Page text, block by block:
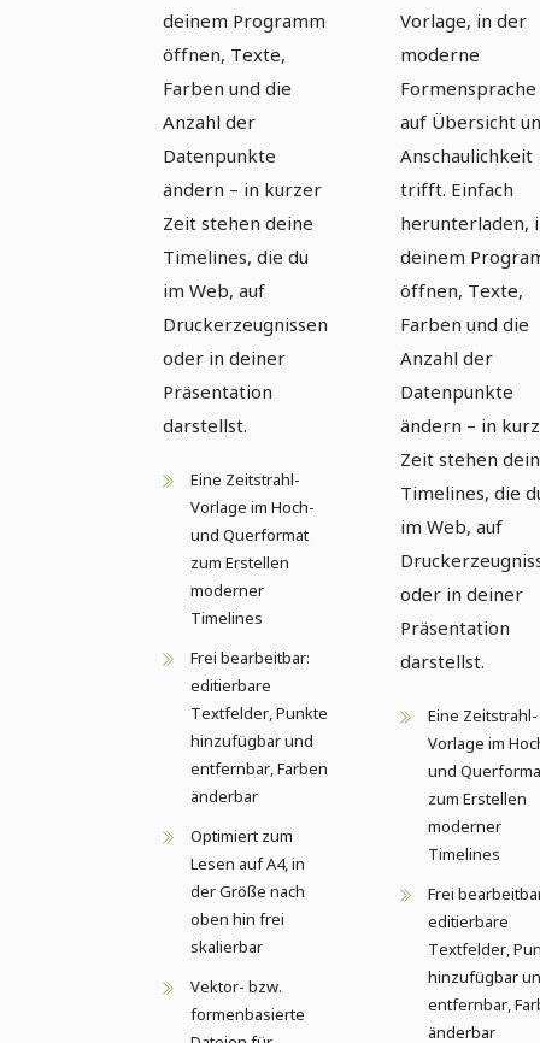
deinem Programm
öffnen, Texte,
Farben und die
Anzahl der
Datenpunkte
ändern – in kurzer
Zeit stehen deine
Timelines, die du
im Web, auf
Druckerzeugnissen
oder in deiner
Präsentation
darstellst.
Eine Zeitstrahl-
Vorlage im Hoch-
und Querformat
zum Erstellen
moderner
Timelines
Frei bearbeitbar:
editierbare
Textfelder, Punkte
hinzufügbar und
entfernbar, Farben
änderbar
Optimiert zum
Lesen auf A4, in
der Größe nach
oben hin frei
skalierbar
Vektor- bzw.
formenbasierte
Vorlage, in der
moderne
Formensprache
auf Übersicht
Anschaulichkeit
trifft. Einfach
herunterladen,
deinem
öffnen, Texte,
Farben und die
Anzahl der
Datenpunkte
ändern – in
Zeit stehen
Timelines, die
im Web, auf
oder in deiner
Präsentation
darstellst.
Eine Zeitstrahl-
Vorlage im
und
zum Erstellen
moderner
Timelines
Frei
editierbare
Textfelder,
hinzufügbar
entfernbar,
änderbar